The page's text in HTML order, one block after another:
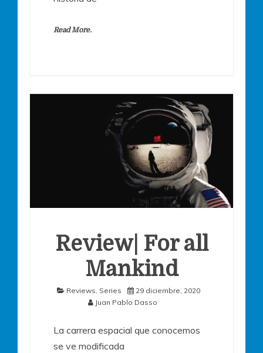
Read More.
Review| For all
Mankind
Reviews, Series
29 diciembre, 2020
Juan Pablo Dasso
La carrera espacial que conocemos
se ve modificada